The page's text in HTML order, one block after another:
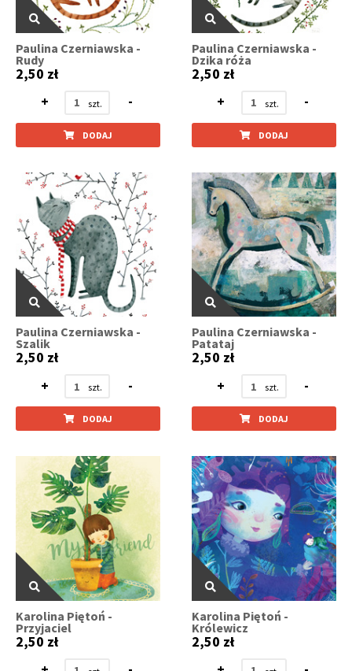
Paulina Czerniawska -
Rudy
2,50 zł
+
-
DODAJ
Paulina Czerniawska -
Dzika róża
2,50 zł
+
-
DODAJ
Paulina Czerniawska -
Szalik
2,50 zł
+
-
DODAJ
Paulina Czerniawska -
Patataj
2,50 zł
+
-
DODAJ
Karolina Piętoń -
Przyjaciel
2,50 zł
Karolina Piętoń -
Królewicz
2,50 zł